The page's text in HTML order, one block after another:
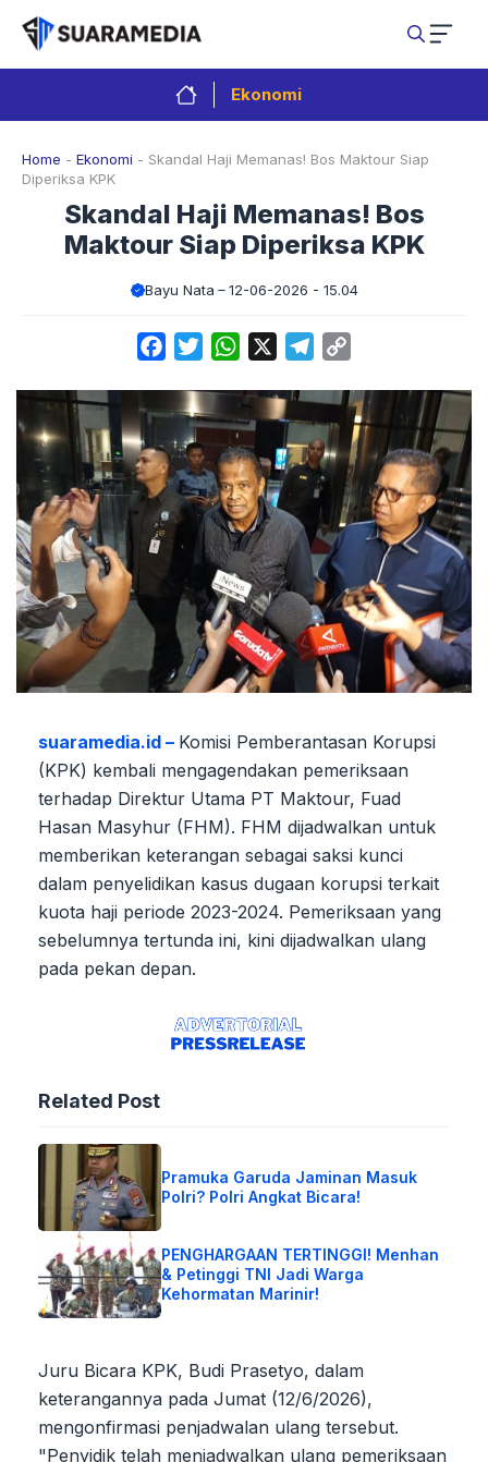
Langsung
isi
Ekonomi
Home - Ekonomi - Skandal Haji Memanas! Bos Maktour Siap
Diperiksa KPK
Skandal Haji Memanas! Bos
Maktour Siap Diperiksa KPK
Bayu Nata 12-06-2026 - 15.04
FacebookTwitterWhatsApp Telegram
suaramedia.id – Komisi Pemberantasan Korupsi
(KPK) kembali mengagendakan pemeriksaan
terhadap Direktur Utama PT Maktour, Fuad
Hasan Masyhur (FHM). FHM dijadwalkan untuk
memberikan keterangan sebagai saksi kunci
dalam penyelidikan kasus dugaan korupsi terkait
kuota haji periode 2023-2024. Pemeriksaan yang
sebelumnya tertunda ini, kini dijadwalkan ulang
pada pekan depan.
Related Post
Pramuka Garuda Jaminan Masuk
Polri? Polri Angkat Bicara!
PENGHARGAAN TERTINGGI! Menhan
& Petinggi TNI Jadi Warga
Kehormatan Marinir!
Juru Bicara KPK, Budi Prasetyo, dalam
keterangannya pada Jumat (12/6/2026),
mengonfirmasi penjadwalan ulang tersebut.
"Penyidik telah menjadwalkan ulang pemeriksaan